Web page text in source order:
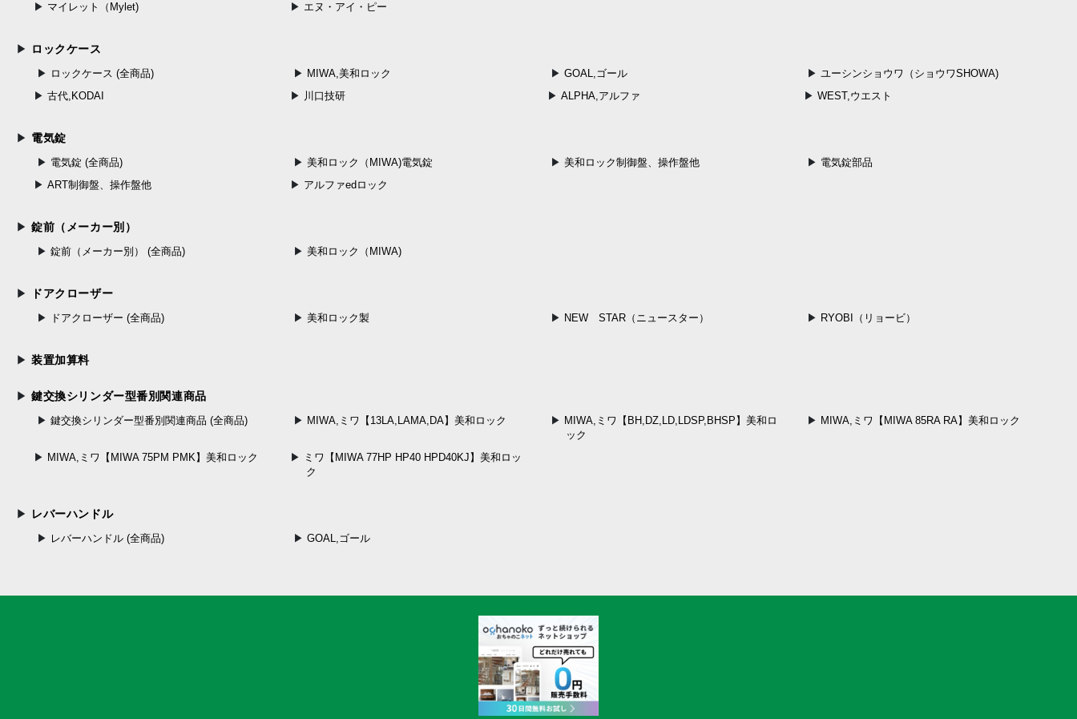
マイレット（Mylet)
エヌ・アイ・ピー
ロックケース
ロックケース (全商品) MIWA,美和ロック GOAL,ゴール
ユーシンショウワ（ショウワSHOWA)
古代,KODAI
川口技研 ALPHA,アルファ WEST,ウエスト
電気錠
電気錠 (全商品) 美和ロック（MIWA)電気錠 美和ロック制御盤、操作盤他
電気錠部品
ART制御盤、操作盤他
アルファedロック
錠前（メーカー別）
錠前（メーカー別） (全商品) 美和ロック（MIWA)
ドアクローザー
ドアクローザー (全商品) 美和ロック製 NEW STAR（ニュースター） RYOBI（リョービ）
装置加算料
鍵交換シリンダー型番別関連商品
鍵交換シリンダー型番別関連商品 (全商品) MIWA,ミワ【13LA,LAMA,DA】美和ロック
MIWA,ミワ【BH,DZ,LD,LDSP,BHSP】美和ロ
ック
MIWA,ミワ【MIWA 85RA RA】美和ロック
MIWA,ミワ【MIWA 75PM PMK】美和ロック
ミワ【MIWA 77HP HP40 HPD40KJ】美和ロッ
ク
レバーハンドル
レバーハンドル (全商品) GOAL,ゴール